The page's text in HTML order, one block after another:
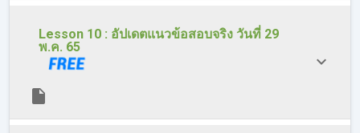
Lesson 10 : อัปเดตแนวข้อสอบจริง วันที่ 29
พ.ค. 65